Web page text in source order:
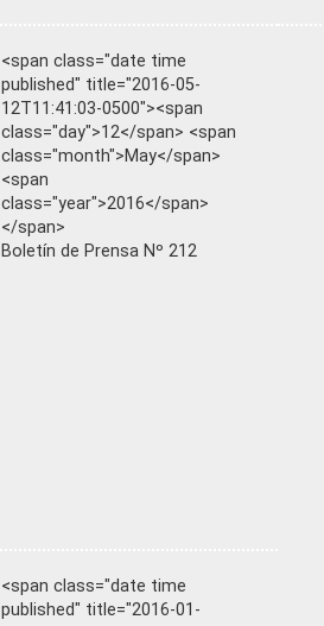
<span class="date time
published" title="2016-05-
12T11:41:03-0500"><span
class="day">12</span> <span
class="month">May</span>
<span
class="year">2016</span>
</span>
Boletín de Prensa Nº 212
<span class="date time
published" title="2016-01-